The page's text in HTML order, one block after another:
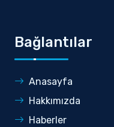
Bağlantılar
Anasayfa
Hakkımızda
Haberler